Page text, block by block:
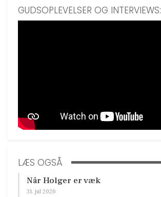
GUDSOPLEVELSER OG INTERVIEWS:
LÆS OGSÅ
Når Holger er væk
31. jul 2026